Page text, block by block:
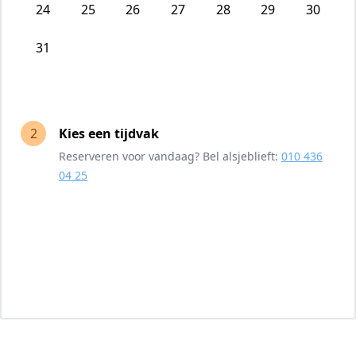
24 25 26 27 28 29 30
31
2 Kies een tijdvak
Reserveren voor vandaag? Bel alsjeblieft: 010 436
04 25